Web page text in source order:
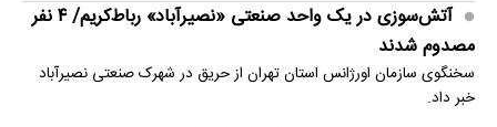
آتش‌سوزی در یک واحد صنعتی «نصیرآباد» رباط‌کریم/ ۴ نفر
مصدوم شدند
سخنگوی سازمان اورژانس استان تهران از حریق در شهرک صنعتی نصیرآباد
خبر داد.